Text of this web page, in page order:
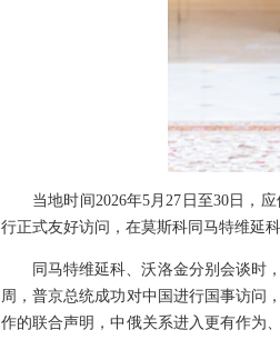
当地时间2026年5月27日至30日，
行正式友好访问，在莫斯科同马特维延
同马特维延科、沃洛金分别会谈时
周，普京总统成功对中国进行国事访问
作的联合声明，中俄关系进入更有作为